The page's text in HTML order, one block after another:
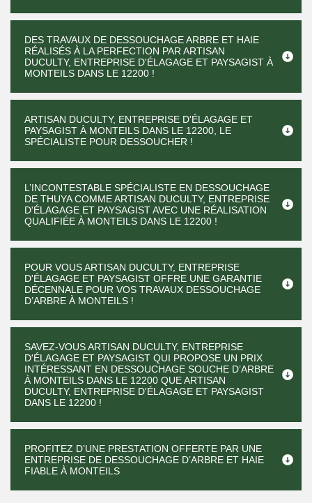
DES TRAVAUX DE DESSOUCHAGE ARBRE ET HAIE
RÉALISÉS À LA PERFECTION PAR ARTISAN
DUCULTY, ENTREPRISE D'ÉLAGAGE ET PAYSAGIST À
MONTEILS DANS LE 12200 !
ARTISAN DUCULTY, ENTREPRISE D'ÉLAGAGE ET
PAYSAGIST À MONTEILS DANS LE 12200, LE
SPÉCIALISTE POUR DESSOUCHER !
L’INCONTESTABLE SPÉCIALISTE EN DESSOUCHAGE
DE THUYA COMME ARTISAN DUCULTY, ENTREPRISE
D'ÉLAGAGE ET PAYSAGIST AVEC UNE RÉALISATION
QUALIFIÉE À MONTEILS DANS LE 12200 !
POUR VOUS ARTISAN DUCULTY, ENTREPRISE
D'ÉLAGAGE ET PAYSAGIST OFFRE UNE GARANTIE
DÉCENNALE POUR VOS TRAVAUX DESSOUCHAGE
D’ARBRE À MONTEILS !
SAVEZ-VOUS ARTISAN DUCULTY, ENTREPRISE
D'ÉLAGAGE ET PAYSAGIST QUI PROPOSE UN PRIX
INTÉRESSANT EN DESSOUCHAGE SOUCHE D’ARBRE
À MONTEILS DANS LE 12200 QUE ARTISAN
DUCULTY, ENTREPRISE D'ÉLAGAGE ET PAYSAGIST
DANS LE 12200 !
PROFITEZ D’UNE PRESTATION OFFERTE PAR UNE
ENTREPRISE DE DESSOUCHAGE D’ARBRE ET HAIE
FIABLE À MONTEILS